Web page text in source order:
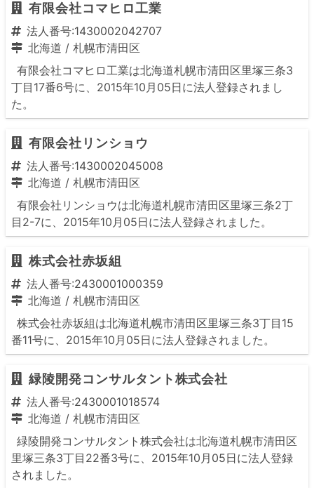
有限会社コマヒロ工業
法人番号:1430002042707
北海道 / 札幌市清田区
有限会社コマヒロ工業は北海道札幌市清田区里塚三条3
丁目17番6号に、2015年10月05日に法人登録されまし
た。
有限会社リンショウ
法人番号:1430002045008
北海道 / 札幌市清田区
有限会社リンショウは北海道札幌市清田区里塚三条2丁
目2-7に、2015年10月05日に法人登録されました。
株式会社赤坂組
法人番号:2430001000359
北海道 / 札幌市清田区
株式会社赤坂組は北海道札幌市清田区里塚三条3丁目15
番11号に、2015年10月05日に法人登録されました。
緑陵開発コンサルタント株式会社
法人番号:2430001018574
北海道 / 札幌市清田区
緑陵開発コンサルタント株式会社は北海道札幌市清田区
里塚三条3丁目22番3号に、2015年10月05日に法人登録
されました。